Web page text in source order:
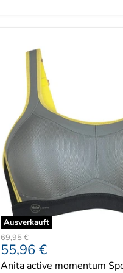
Ausverkauft
Ursprünglicher
Preis
69,95 €
Aktueller
Preis
55,96 €
Anita active momentum